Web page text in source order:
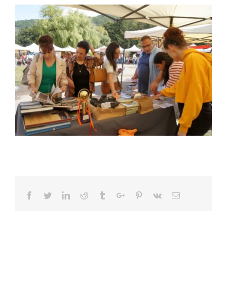
Facebook
TwitterLinkedinReddit TumblrGoogle+Pinterest
Vk Email